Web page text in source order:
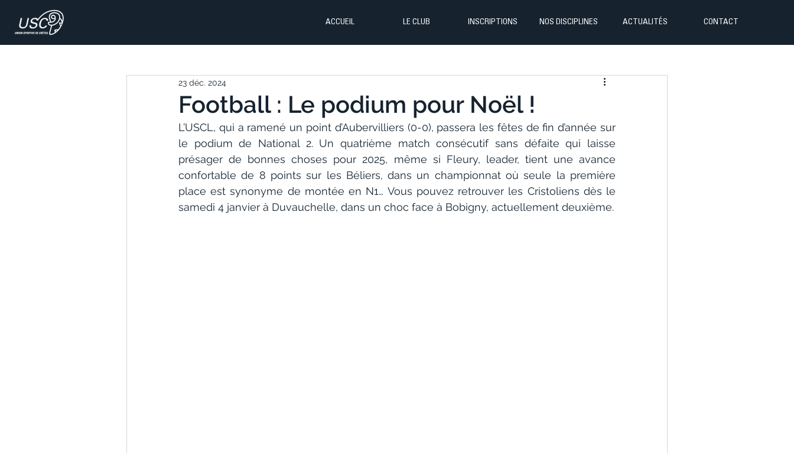
ACCUEIL LE CLUB INSCRIPTIONS NOS DISCIPLINES ACTUALITÉS CONTACT
Football : Le podium pour Noël !
23 déc. 2024
L’USCL, qui a ramené un point d’Aubervilliers (0-0), passera les fêtes de fin d’année sur
le podium de National 2. Un quatrième match consécutif sans défaite qui laisse
présager de bonnes choses pour 2025, même si Fleury, leader, tient une avance
confortable de 8 points sur les Béliers, dans un championnat où seule la première
place est synonyme de montée en N1… Vous pouvez retrouver les Cristoliens dès le
samedi 4 janvier à Duvauchelle, dans un choc face à Bobigny, actuellement deuxième.